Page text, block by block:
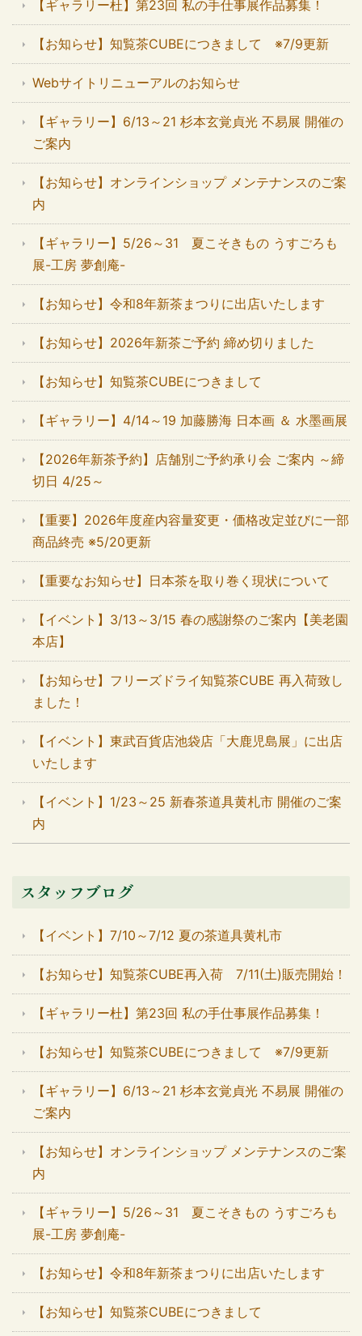
【ギャラリー杜】第23回 私の手仕事展作品募集！
【お知らせ】知覧茶CUBEにつきまして ※7/9更新
Webサイトリニューアルのお知らせ
【ギャラリー】6/13～21 杉本玄覚貞光 不易展 開催の
ご案内
【お知らせ】オンラインショップ メンテナンスのご案
内
【ギャラリー】5/26～31 夏こそきもの うすごろも
展-工房 夢創庵-
【お知らせ】令和8年新茶まつりに出店いたします
【お知らせ】2026年新茶ご予約 締め切りました
【お知らせ】知覧茶CUBEにつきまして
【ギャラリー】4/14～19 加藤勝海 日本画 ＆ 水墨画展
【2026年新茶予約】店舗別ご予約承り会 ご案内 ～締
切日 4/25～
【重要】2026年度産内容量変更・価格改定並びに一部
商品終売 ※5/20更新
【重要なお知らせ】日本茶を取り巻く現状について
【イベント】3/13～3/15 春の感謝祭のご案内【美老園
本店】
【お知らせ】フリーズドライ知覧茶CUBE 再入荷致し
ました！
【イベント】東武百貨店池袋店「大鹿児島展」に出店
いたします
【イベント】1/23～25 新春茶道具黄札市 開催のご案
内
スタッフブログ
【イベント】7/10～7/12 夏の茶道具黄札市
【お知らせ】知覧茶CUBE再入荷 7/11(土)販売開始！
【ギャラリー杜】第23回 私の手仕事展作品募集！
【お知らせ】知覧茶CUBEにつきまして ※7/9更新
【ギャラリー】6/13～21 杉本玄覚貞光 不易展 開催の
ご案内
【お知らせ】オンラインショップ メンテナンスのご案
内
【ギャラリー】5/26～31 夏こそきもの うすごろも
展-工房 夢創庵-
【お知らせ】令和8年新茶まつりに出店いたします
【お知らせ】知覧茶CUBEにつきまして